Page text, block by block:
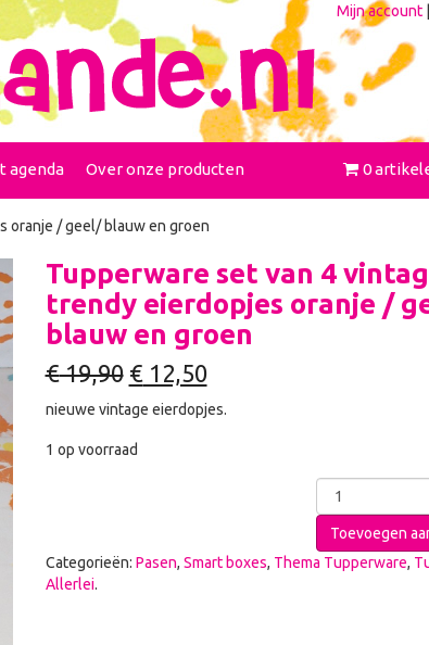
Mijn account
agenda Over onze producten 0
oranje / geel/ blauw en groen
Tupperware set van 4
trendy eierdopjes oranje /
blauw en groen
€19,90 €12,50
nieuwe vintage eierdopjes.
1 op voorraad
Toevoegen
Categorieën: Pasen, Smart boxes, Thema Tupperware,
Allerlei.